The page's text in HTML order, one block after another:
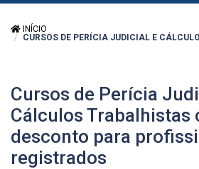
INÍCIO
CURSOS DE PERÍCIA JUDICIAL E
Cursos de Perícia
Cálculos Trabalhistas
desconto para
registrados